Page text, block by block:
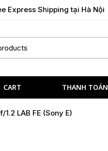
Express Shipping tại Hà Nội
CART THANH TOÁN
LAB FE (Sony E)